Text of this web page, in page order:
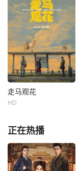
一名能看见鬼
魂的继承人与一名
王牌检察官发现只
要轻轻一碰，就能
让他们成为异常高
效率的搭档，于是
两人联手侦破悬
案。 该剧翻拍
自2011年的《我的
见鬼女友》。
走马观花
四名同校毕业的青
年，怀揣出人头地
的梦想，却在大都
市屡屡碰壁。经历
走马观花
HD
正在热播